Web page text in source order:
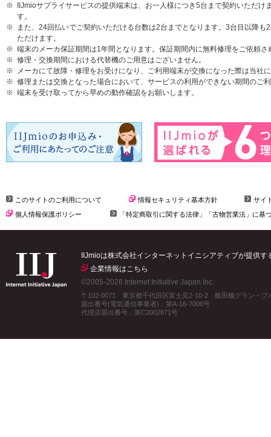
IIJmioサプライサービスの提供端末は、お一人様につき5台まで契約いただ
す。
また、24回払いでご契約いただける台数は2台までとなります。3台目以降
ただけます。
端末のメーカ保証期間は1年間となります。保証期間内に無料修理をご依頼
修理・交換期間における代替機のご用意はございません。
メーカにて故障・修理をお受けになり、ご利用端末が交換になった際は当社
修理または交換となった場合において、サービスの利用ができない期間のご
端末を受け取ってから早めの動作確認をお願いします。
このサイトのご利用について 情報セキュリティ基本方針
サイ
個人情報保護ポリシー
「特定商取引に関する法律」「古物営業法」に基
IIJmioは株式会社インターネットイニシアティブが提供
企業情報はこちら
©2005-2026 Internet Initiative Japan Inc.
〒102-0071 東京都千代田区富士見2-10-2 飯田橋グラン・ブ
届出番号(電気通信事業者)：第A-16-7006号
代理店届出番号：第C2002871号